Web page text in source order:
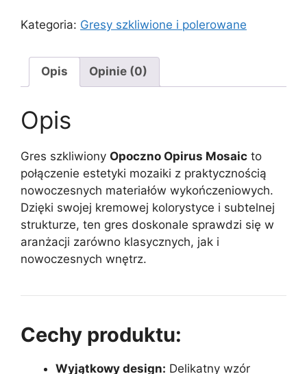
Kategoria: Gresy szkliwione i polerowane
Opis Opinie (0)
Opis
Gres szkliwiony Opoczno Opirus Mosaic to
połączenie estetyki mozaiki z praktycznością
nowoczesnych materiałów wykończeniowych.
Dzięki swojej kremowej kolorystyce i subtelnej
strukturze, ten gres doskonale sprawdzi się w
aranżacji zarówno klasycznych, jak i
nowoczesnych wnętrz.
Cechy produktu:
Wyjątkowy design: Delikatny wzór